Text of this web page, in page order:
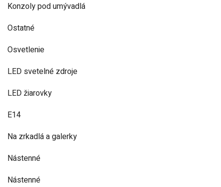
Konzoly pod umývadlá
Ostatné
Osvetlenie
LED svetelné zdroje
LED žiarovky
E14
Na zrkadlá a galerky
Nástenné
Nástenné